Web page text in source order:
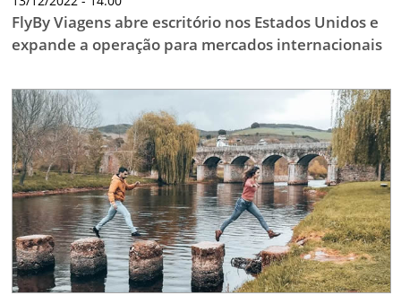
FlyBy Viagens abre escritório nos Estados Unidos e
expande a operação para mercados internacionais